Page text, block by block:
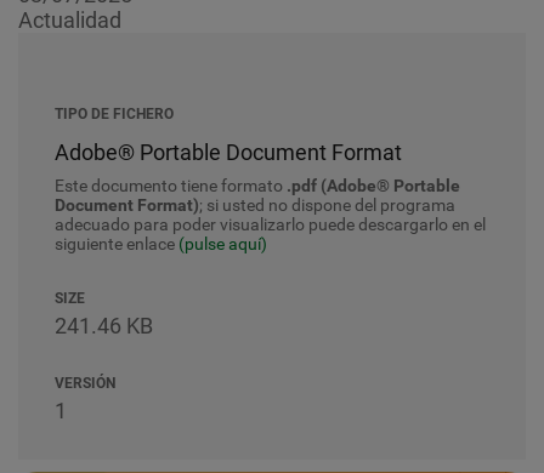
Actualidad
TIPO DE FICHERO
Adobe® Portable Document Format
Este documento tiene formato .pdf (Adobe® Portable
Document Format); si usted no dispone del programa
adecuado para poder visualizarlo puede descargarlo en el
siguiente enlace (pulse aquí)
SIZE
241.46 KB
VERSIÓN
1